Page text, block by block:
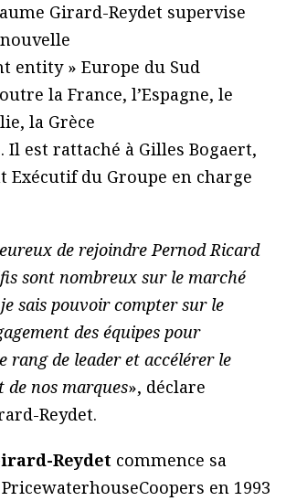
Girard-Reydet supervise
entity » Europe du Sud
la France, l’Espagne, le
la Grèce
Il est rattaché à Gilles Bogaert,
Exécutif du Groupe en charge
de rejoindre Pernod Ricard
sont nombreux sur le marché
sais pouvoir compter sur le
des équipes pour
rang de leader et accélérer le
de nos marques», déclare
Reydet.
Reydet commence sa
en 1993